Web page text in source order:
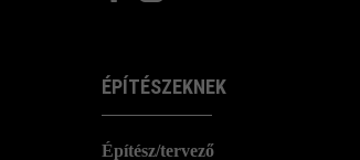
ÉPÍTÉSZEKNEK
Építész/tervező